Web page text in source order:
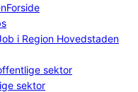
Forside
i Region Hovedstaden
sektor
sektor